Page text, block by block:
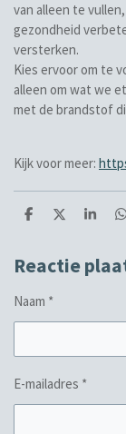
van alleen te
gezondheid
versterken.
Kies ervoor om te
alleen om wat we
met de brandstof
Kijk voor meer:
D
e
n
D
l
S
r
e
D
e
n
Reactie
Naam *
E-mailadres *